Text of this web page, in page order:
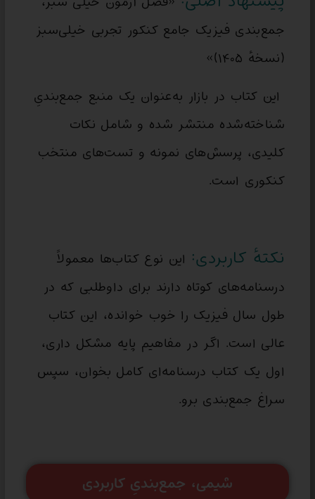
جمع‌بندی فیزیک جامع کنکور تجربی خیلی‌سبز
(نسخهٔ ۱۴۰۵)»
این کتاب در بازار به‌عنوان یک منبع جمع‌بندیِ
شناخته‌شده منتشر شده و شامل نکات
کلیدی، پرسش‌های نمونه و تست‌های منتخب
کنکوری است.
نکتهٔ کاربردی: این نوع کتاب‌ها معمولاً
درسنامه‌های کوتاه دارند برای داوطلبی که در
طول سال فیزیک را خوب خوانده، این کتاب
عالی است. اگر در مفاهیم پایه مشکل داری،
اول یک کتاب درسنامه‌ای کامل بخوان، سپس
سراغ جمع‌بندی برو.
شیمی، جمع‌بندیِ کاربردی